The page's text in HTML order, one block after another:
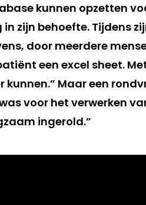
kunnen opzetten
zijn behoefte. Tijdens
door meerdere
een excel sheet.
Maar een
voor het verwerken
ingerold.”